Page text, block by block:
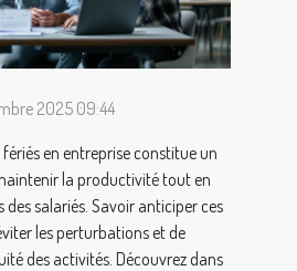
2025 09:44
en entreprise constitue un
la productivité tout en
salariés. Savoir anticiper ces
les perturbations et de
des activités. Découvrez dans